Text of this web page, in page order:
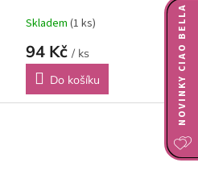
Skladem (1 ks)
94 Kč / ks
Do košíku
NOVINKY CIAO BELLA